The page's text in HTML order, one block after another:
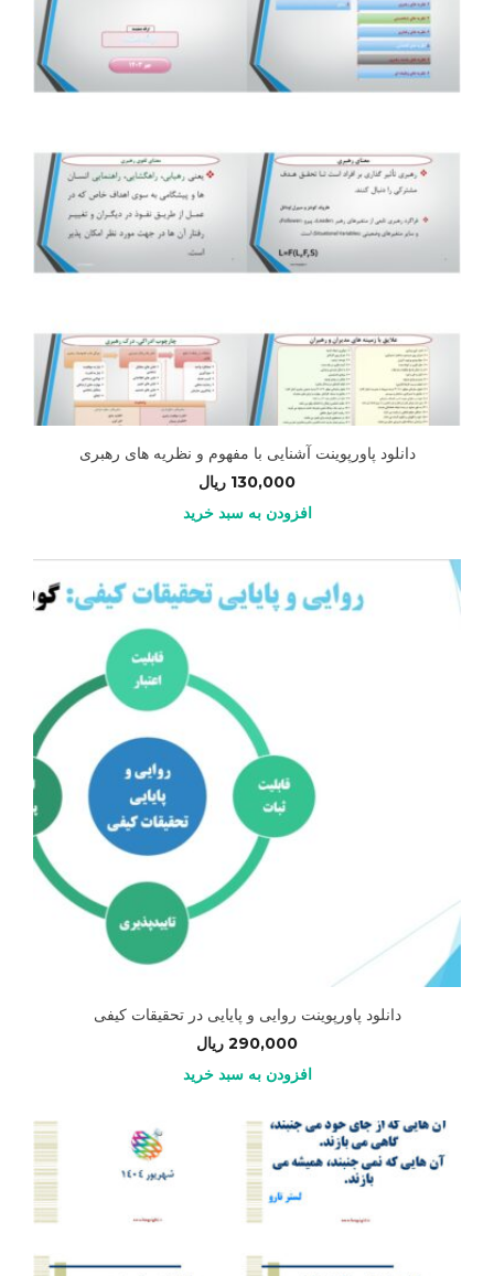
دانلود پاورپوینت آشنایی با مفهوم و نظریه های رهبری
130,000 ریال
افزودن به سبد خرید
دانلود پاورپوینت روایی و پایایی در تحقیقات کیفی
290,000 ریال
افزودن به سبد خرید